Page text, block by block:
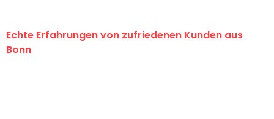
Echte Erfahrungen von zufriedenen Kunden aus
Bonn